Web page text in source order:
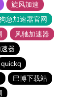
旋风加速
急加速器官网
风驰加速器
器
quickq
巴博下载站